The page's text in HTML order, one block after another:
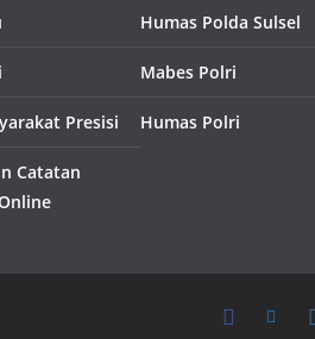
Presisi
Catatan
Humas Polda Sulsel
Mabes Polri
Humas Polri